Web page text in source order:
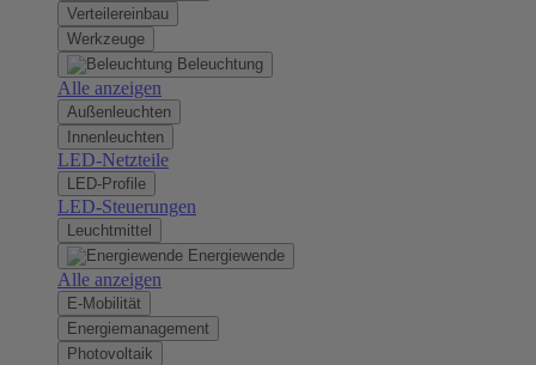
Verteilereinbau
Werkzeuge
Beleuchtung
Alle anzeigen
Außenleuchten
Innenleuchten
LED-Netzteile
LED-Profile
LED-Steuerungen
Leuchtmittel
Energiewende
Alle anzeigen
E-Mobilität
Energiemanagement
Photovoltaik